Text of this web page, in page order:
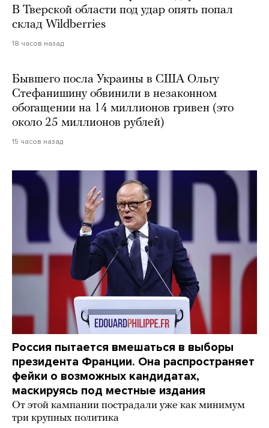
В Тверской области под удар опять попал
склад Wildberries
18 часов назад
Бывшего посла Украины в США Ольгу
Стефанишину обвинили в незаконном
обогащении на 14 миллионов гривен (это
около 25 миллионов рублей)
15 часов назад
Россия пытается вмешаться в выборы
президента Франции. Она распространяет
фейки о возможных кандидатах,
маскируясь под местные издания
От этой кампании пострадали уже как минимум
три крупных политика